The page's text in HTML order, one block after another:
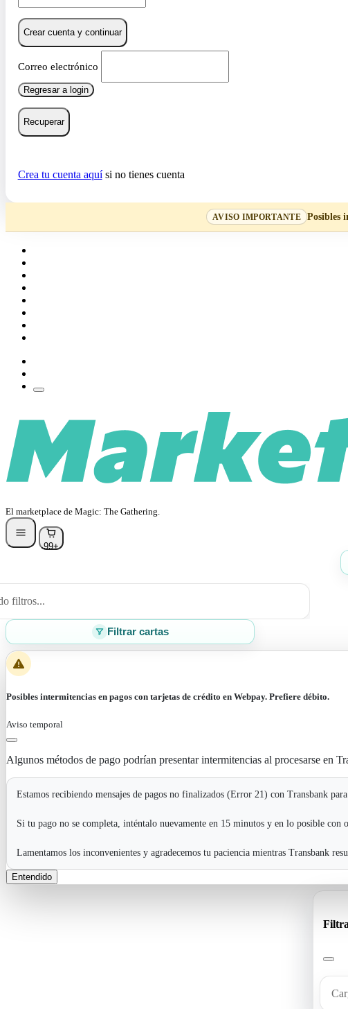
Crear cuenta y continuar
Correo electrónico
Regresar a login
Recuperar
Crea tu cuenta aquísi no tienes cuenta
AVISO IMPORTANTE Posibles
El marketplace de Magic: The Gathering.
99+
filtros...
Filtrar cartas
Posibles intermitencias en pagos con tarjetas de crédito en Webpay. Prefiere débito.
Aviso temporal
Algunos métodos de pago podrían presentar intermitencias al procesarse en
Estamos recibiendo mensajes de pagos no finalizados (Error 21) con Transbank
Si tu pago no se completa, inténtalo nuevamente en 15 minutos y en lo posible
Lamentamos los inconvenientes y agradecemos tu paciencia mientras Transbank
Entendido